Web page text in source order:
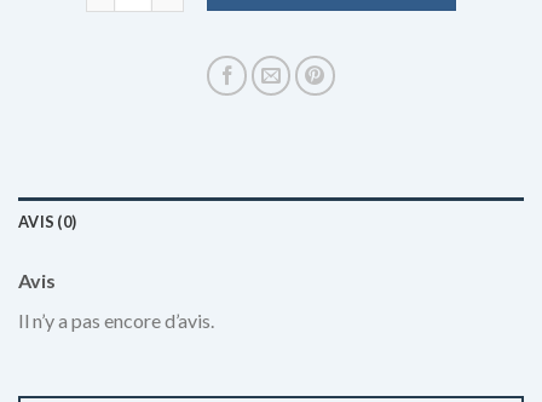
AVIS (0)
Avis
Il n’y a pas encore d’avis.